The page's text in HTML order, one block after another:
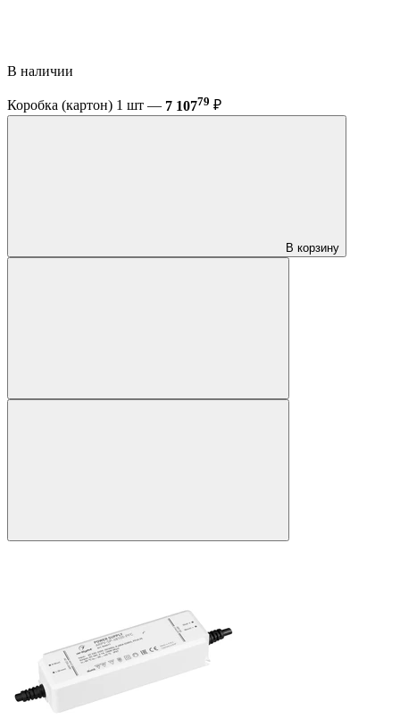
В наличии
Коробка (картон) 1 шт — 7 10779 ₽
В корзину